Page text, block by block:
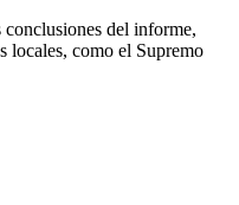
del informe,
locales, como el Supremo